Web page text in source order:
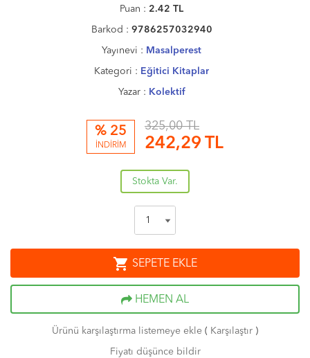
Puan : 2.42 TL
Barkod : 9786257032940
Yayınevi : Masalperest
Kategori : Eğitici Kitaplar
Yazar : Kolektif
% 25
İNDİRİM
325,00 TL
242,29 TL
Stokta Var.
shopping_cart SEPETE EKLE
HEMEN AL
Ürünü karşılaştırma listemeye ekle ( Karşılaştır )
Fiyatı düşünce bildir